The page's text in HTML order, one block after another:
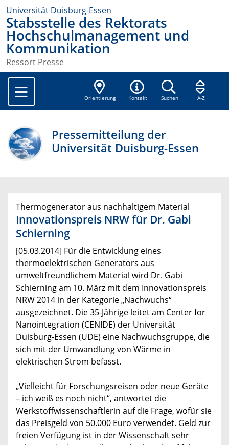
Universität Duisburg-Essen
Stabsstelle des Rektorats
Hochschulmanagement und
Kommunikation
Ressort Presse
Orientierung Kontakt Suchen A-Z
Pressemitteilung der
Universität Duisburg-Essen
Thermogenerator aus nachhaltigem Material
Innovationspreis NRW für Dr. Gabi
Schierning
[05.03.2014] Für die Entwicklung eines
thermoelektrischen Generators aus
umweltfreundlichem Material wird Dr. Gabi
Schierning am 10. März mit dem Innovationspreis
NRW 2014 in der Kategorie „Nachwuchs“
ausgezeichnet. Die 35-Jährige leitet am Center for
Nanointegration (CENIDE) der Universität
Duisburg-Essen (UDE) eine Nachwuchsgruppe, die
sich mit der Umwandlung von Wärme in
elektrischen Strom befasst.
„Vielleicht für Forschungsreisen oder neue Geräte
– ich weiß es noch nicht“, antwortet die
Werkstoffwissenschaftlerin auf die Frage, wofür sie
das Preisgeld von 50.000 Euro verwendet. Geld zur
freien Verfügung ist in der Wissenschaft sehr